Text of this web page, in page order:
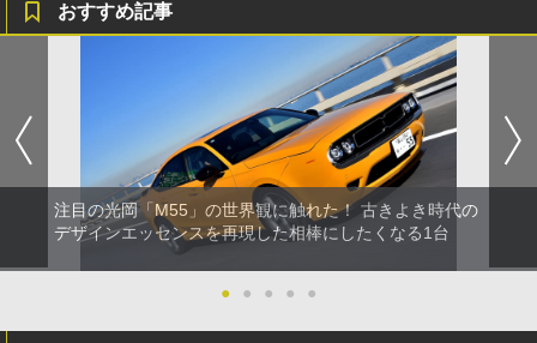
おすすめ記事
注目の光岡「M55」の世界観に触れた！ 古きよき時代の
デザインエッセンスを再現した相棒にしたくなる1台
● ● ● ● ●